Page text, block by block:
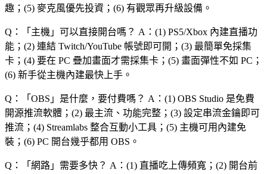
趣；(5) 麥克風優先投資；(6) 有觀眾再升級設備。
Q：「 主機 」可以直接開台嗎？ A：(1) PS5/Xbox 內建直播功
能；(2) 連結 Twitch/YouTube 帳號即可開；(3) 最簡單免採集
卡；(4) 要在 PC 疊加畫面才需採集卡；(5) 畫面彈性不如 PC；
(6) 新手從主機內建最快上手。
Q：「 OBS 」是什麼，要付費嗎？ A：(1) OBS Studio 是免費
開源推流軟體；(2) 最主流、功能完整；(3) 設定串流金鑰即可
推流；(4) Streamlabs 整合互動小工具；(5) 主機可用內建免
裝；(6) PC 開台幾乎都用 OBS。
Q：「 網路 」需要多快？ A：(1) 直播吃上傳頻寬；(2) 開台前